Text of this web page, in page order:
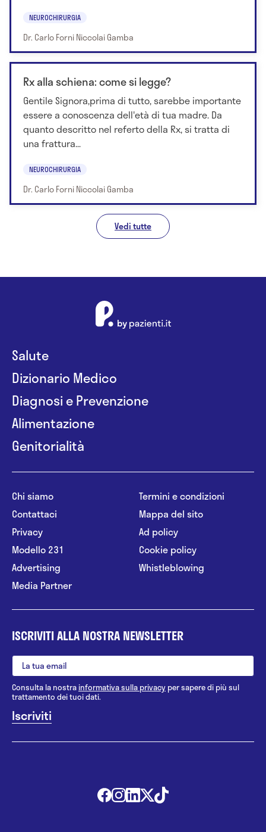
NEUROCHIRURGIA
Dr. Carlo Forni Niccolai Gamba
Rx alla schiena: come si legge?
Gentile Signora,prima di tutto, sarebbe importante
essere a conoscenza dell'età di tua madre. Da
quanto descritto nel referto della Rx, si tratta di
una frattura...
NEUROCHIRURGIA
Dr. Carlo Forni Niccolai Gamba
Vedi tutte
Salute
Dizionario Medico
Diagnosi e Prevenzione
Alimentazione
Genitorialità
Chi siamo
Contattaci
Privacy
Modello 231
Advertising
Media Partner
Termini e condizioni
Mappa del sito
Ad policy
Cookie policy
Whistleblowing
ISCRIVITI ALLA NOSTRA NEWSLETTER
Consulta la nostrainformativa sulla privacy per sapere di più sul
trattamento dei tuoi dati.